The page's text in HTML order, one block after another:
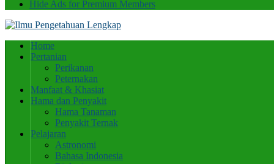
Hide Ads for Premium Members
Home
Pertanian
Perikanan
Peternakan
Manfaat & Khasiat
Hama dan Penyakit
Hama Tanaman
Penyakit Ternak
Pelajaran
Astronomi
Bahasa Indonesia